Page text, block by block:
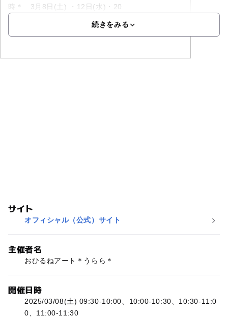
時＊ 3月8日(土) ・12日(水)・20
続きをみる
サイト
オフィシャル（公式）サイト
主催者名
おひるねアート＊うらら＊
開催日時
2025/03/08(土) 09:30-10:00、10:00-10:30、10:30-11:0
0、11:00-11:30